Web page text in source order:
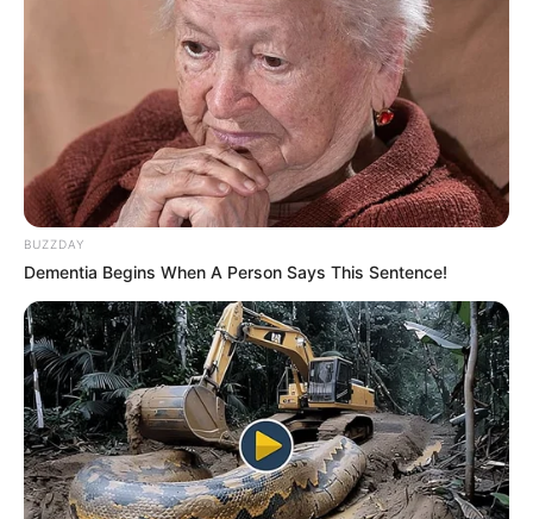
2. Penyanyi tampan ini memiliki lesung pipi yang membuat
dirinya makin mempesona
BUZZDAY
Dementia Begins When A Person Says This Sentence!